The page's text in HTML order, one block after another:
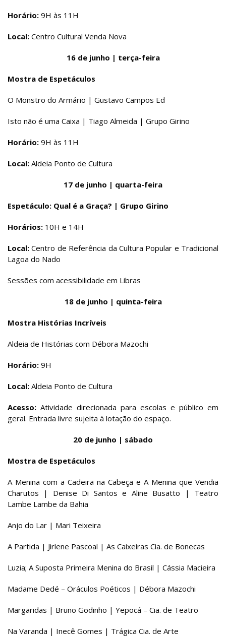
Horário: 9H às 11H
Local: Centro Cultural Venda Nova
16 de junho | terça-feira
Mostra de Espetáculos
O Monstro do Armário | Gustavo Campos Ed
Isto não é uma Caixa | Tiago Almeida | Grupo Girino
Horário: 9H às 11H
Local: Aldeia Ponto de Cultura
17 de junho | quarta-feira
Espetáculo: Qual é a Graça? | Grupo Girino
Horários: 10H e 14H
Local:Centro de Referência da Cultura Popular e Tradicional
Lagoa do Nado
Sessões com acessibilidade em Libras
18 de junho | quinta-feira
Mostra Histórias Incríveis
Aldeia de Histórias com Débora Mazochi
Horário: 9H
Local: Aldeia Ponto de Cultura
Acesso: Atividade direcionada para escolas e público em
geral. Entrada livre sujeita à lotação do espaço.
20 de junho | sábado
Mostra de Espetáculos
A Menina com a Cadeira na Cabeça e A Menina que Vendia
Charutos | Denise Di Santos e Aline Busatto | Teatro
Lambe Lambe da Bahia
Anjo do Lar | Mari Teixeira
A Partida | Jirlene Pascoal | As Caixeiras Cia. de Bonecas
Luzia; A Suposta Primeira Menina do Brasil | Cássia Macieira
Madame Dedé – Oráculos Poéticos | Débora Mazochi
Margaridas | Bruno Godinho | Yepocá – Cia. de Teatro
Na Varanda | Inecê Gomes | Trágica Cia. de Arte